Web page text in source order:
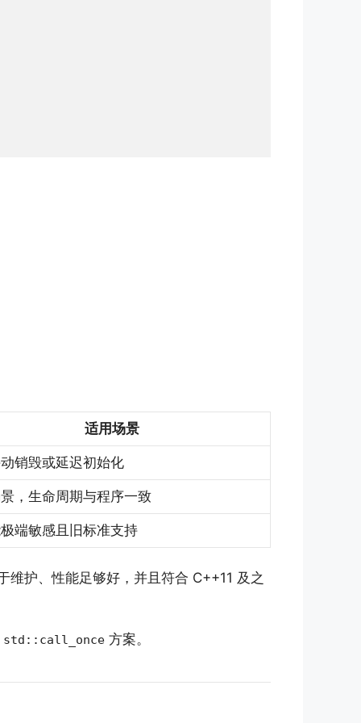
适用场景
销毁或延迟初始化
，生命周期与程序一致
端敏感且旧标准支持
维护、性能足够好，并且符合 C++11 及之
std::call_once 方案。